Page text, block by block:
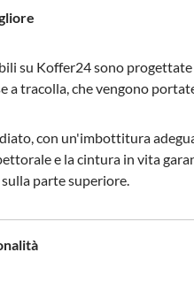
su Koffer24 sono
a tracolla, che vengono
con un'imbottitura
e la cintura in vita
parte superiore.